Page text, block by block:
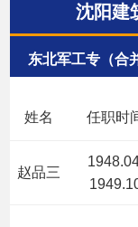
沈阳建
东北军工专（合
姓名 任职时
赵品三